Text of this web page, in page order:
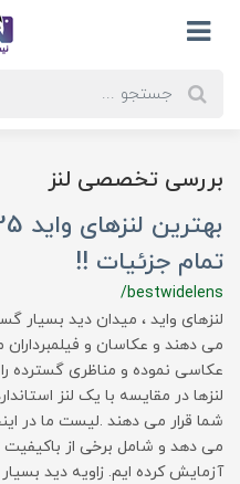
بررسی تخصصی لنز
تمام جزئیات !!
/bestwidelens
لنزهای واید ، میدان دید بسیار
می دهند و عکاسان و فیلمبرداران
عکاسی نموده و مناظری گسترده‌
لنزها در مقایسه با یک لنز
شما قرار می دهند .لیست ما در
می دهد و شامل برخی از باکیفیت
آزمایش کرده ایم. زاویه دید